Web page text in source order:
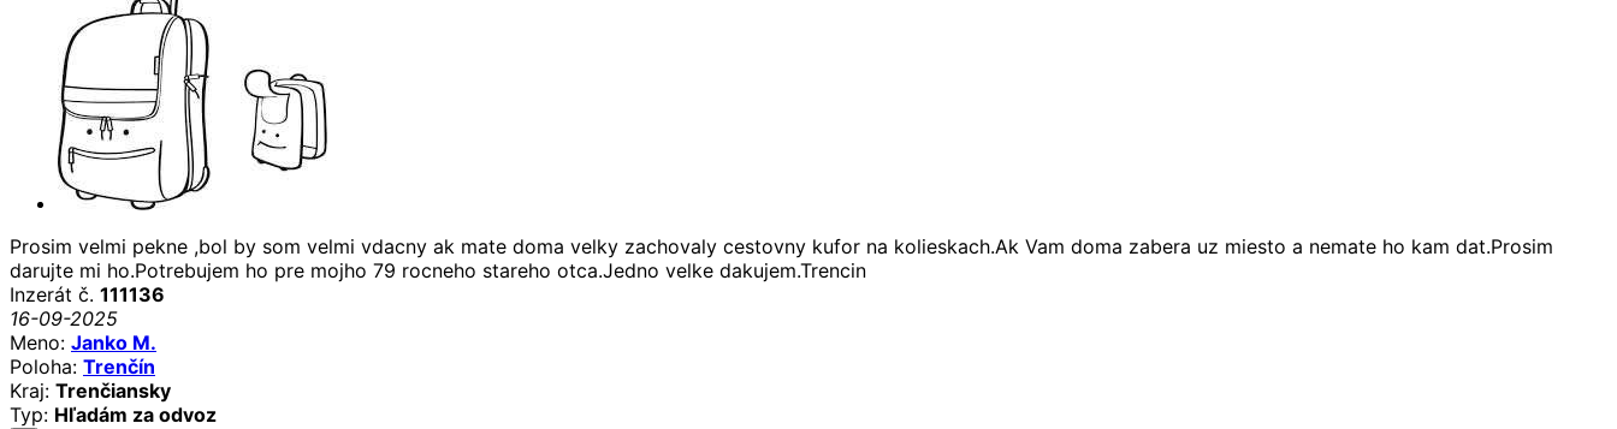
Prosim velmi pekne ,bol by som velmi vdacny ak mate doma velky zachovaly cestovny kufor na kolieskach.Ak Vam doma zabera uz miesto a nemate ho kam dat.Prosim
darujte mi ho.Potrebujem ho pre mojho 79 rocneho stareho otca.Jedno velke dakujem.Trencin
Inzerát č. 111136
16-09-2025
Meno: Janko M.
Poloha: Trenčín
Kraj: Trenčiansky
Typ: Hľadám za odvoz